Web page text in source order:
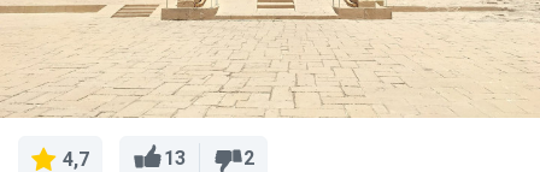
4,7 13 2